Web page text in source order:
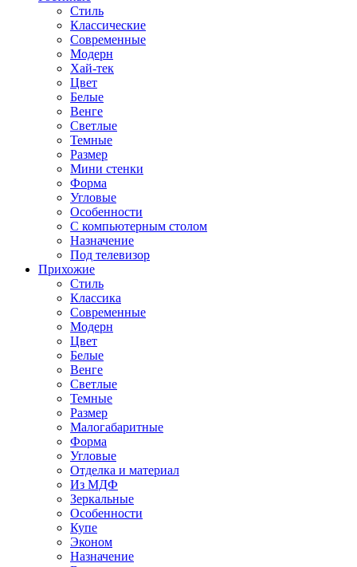
Стиль
Классические
Современные
Модерн
Хай-тек
Цвет
Белые
Венге
Светлые
Темные
Размер
Мини стенки
Форма
Угловые
Особенности
С компьютерным столом
Назначение
Под телевизор
Прихожие
Стиль
Классика
Современные
Модерн
Цвет
Белые
Венге
Светлые
Темные
Размер
Малогабаритные
Форма
Угловые
Отделка и материал
Из МДФ
Зеркальные
Особенности
Купе
Эконом
Назначение